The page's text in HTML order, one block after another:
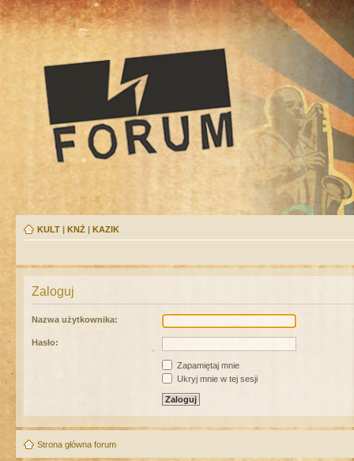
KULT | KNŻ | KAZIK
Zaloguj
Nazwa użytkownika:
Hasło:
Zapamiętaj mnie
Ukryj mnie w tej sesji
Strona główna forum